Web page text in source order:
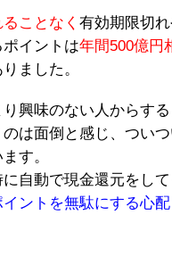
ことなく 有効期限切
イントは年間500億円
ました。
興味のない人からす
のは面倒と感じ、つい
す。
自動で現金還元をし
イントを無駄にする心